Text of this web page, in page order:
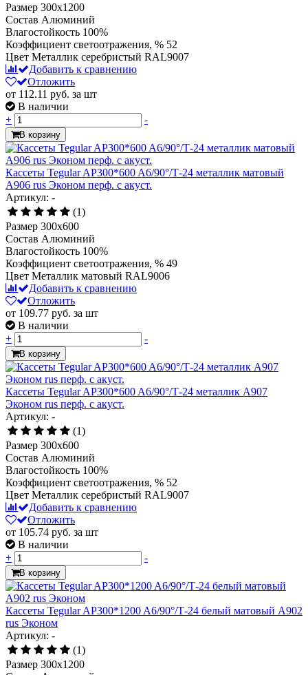
Размер 300x1200
Состав Алюминий
Влагостойкость 100%
Коэффициент светоотражения, % 52
Цвет Металлик серебристый RAL9007
Добавить к сравнению
Отложить
от 112.11 руб. за шт
В наличии
+
-
В корзину
Кассеты Tegular AP300*600 A6/90°/Т-24 металлик матовый
А906 rus Эконом перф. с акуст.
Артикул: -
(1)
Размер 300x600
Состав Алюминий
Влагостойкость 100%
Коэффициент светоотражения, % 49
Цвет Металлик матовый RAL9006
Добавить к сравнению
Отложить
от 109.77 руб. за шт
В наличии
+
-
В корзину
Кассеты Tegular AP300*600 A6/90°/Т-24 металлик А907
Эконом rus перф. с акуст.
Артикул: -
(1)
Размер 300x600
Состав Алюминий
Влагостойкость 100%
Коэффициент светоотражения, % 52
Цвет Металлик серебристый RAL9007
Добавить к сравнению
Отложить
от 105.74 руб. за шт
В наличии
+
-
В корзину
Кассеты Tegular AP300*1200 A6/90°/Т-24 белый матовый А902
rus Эконом
Артикул: -
(1)
Размер 300x1200